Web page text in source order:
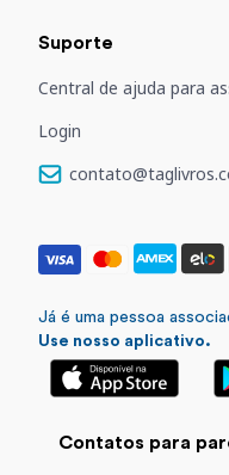
Suporte
Central de ajuda para
Login
Já é uma pessoa
Use nosso aplicativo.
Contatos para